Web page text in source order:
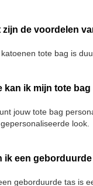
zijn de voordelen
katoenen tote bag is
kan ik mijn tote
jouw tote bag
look.
ik een
geborduurde tas is